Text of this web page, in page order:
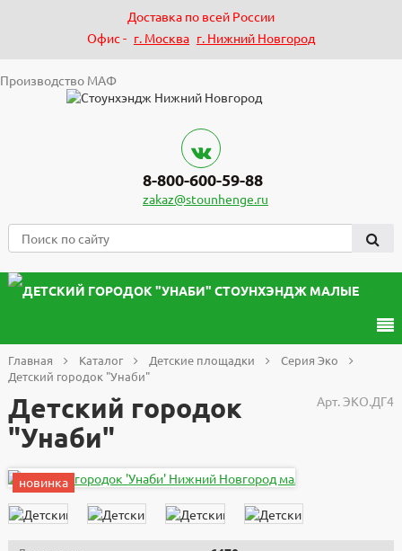
Доставка по всей России
Офис - г. Москва г. Нижний Новгород
Производство МАФ
8-800-600-59-88
zakaz@stounhenge.ru
Главная Каталог Детские площадки
Серия Эко
Детский городок "Унаби"
Арт.ЭКО.ДГ4
Детский городок
"Унаби"
новинка